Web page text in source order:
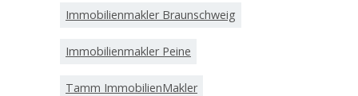
Immobilienmakler Braunschweig
Immobilienmakler Peine
Tamm ImmobilienMakler